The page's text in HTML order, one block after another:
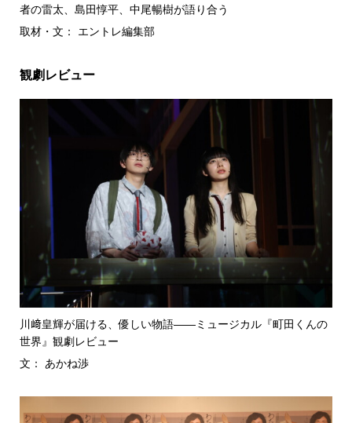
者の雷太、島田惇平、中尾暢樹が語り合う
取材・文： エントレ編集部
観劇レビュー
川﨑皇輝が届ける、優しい物語――ミュージカル『町田くんの
世界』観劇レビュー
文： あかね渉